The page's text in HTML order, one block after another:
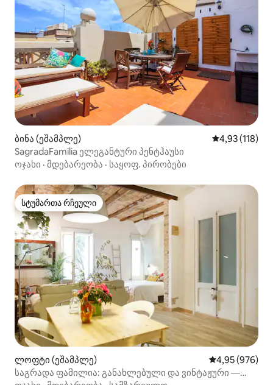
ბინა (ეშამპლე) საშუალო
4,93 (118)
SagradaFamilia ელეგანტური პენტჰაუსი
ოჯახი · მდებარეობა · საყოფ. პირობები
სტუმართა რჩეული
სტუმართა რჩეული
ლოფტი (ეშამპლე) საშუალო
4,95 (976)
საგრადა ფამილია: განახლებული და ვინტაჟური —